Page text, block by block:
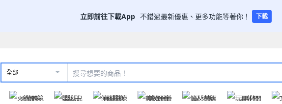
立即前往下載App 不錯過最新優惠、更多功能等著你！ 下載
全部
火箭跨境 嬰幼兒 保健醫療 美妝保養 個人清潔 玩具休閒